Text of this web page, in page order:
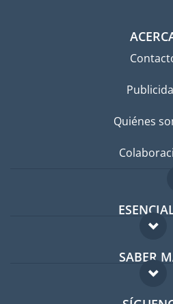
Quiénes
Foro para
Guía para
Trabajos en el
SABER
FAQ